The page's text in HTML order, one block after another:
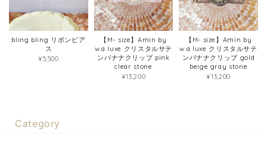
bling bling リボンピア
ス
¥5,500
【M- size】Amin by
w.a luxe クリスタルサテ
ンバナナクリップ pink
clear stone
¥13,200
【M- size】Amin by
w.a luxe クリスタルサテ
ンバナナクリップ gold
beige gray stone
¥13,200
Category